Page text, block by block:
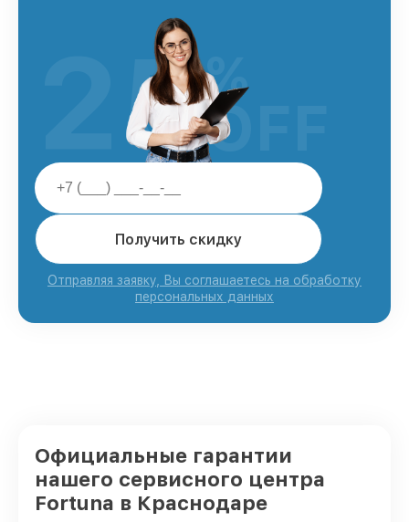
Получить скидку
Отправляя заявку, Вы соглашаетесь на обработку
персональных данных
25%
OFF
Официальные гарантии
нашего сервисного центра
Fortuna в Краснодаре